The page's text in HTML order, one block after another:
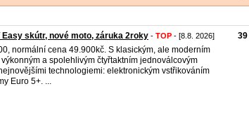
Easy skútr, nové moto, záruka 2roky - TOP - [8.8. 2026]
normální cena 49.900kč. S klasickým, ale moderním
a spolehlivým čtyřtaktním jednoválcovým
technologiemi: elektronickým vstřikováním
Euro 5+. ...